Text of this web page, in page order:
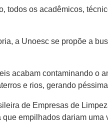
todos os acadêmicos,
a Unoesc se propõe a
acabam contaminando o
e rios, gerando
de Empresas de
empilhados dariam